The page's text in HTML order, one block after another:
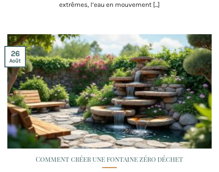
extrêmes, l’eau en mouvement [...]
Comment créer une fontaine zéro déchet
26
Août